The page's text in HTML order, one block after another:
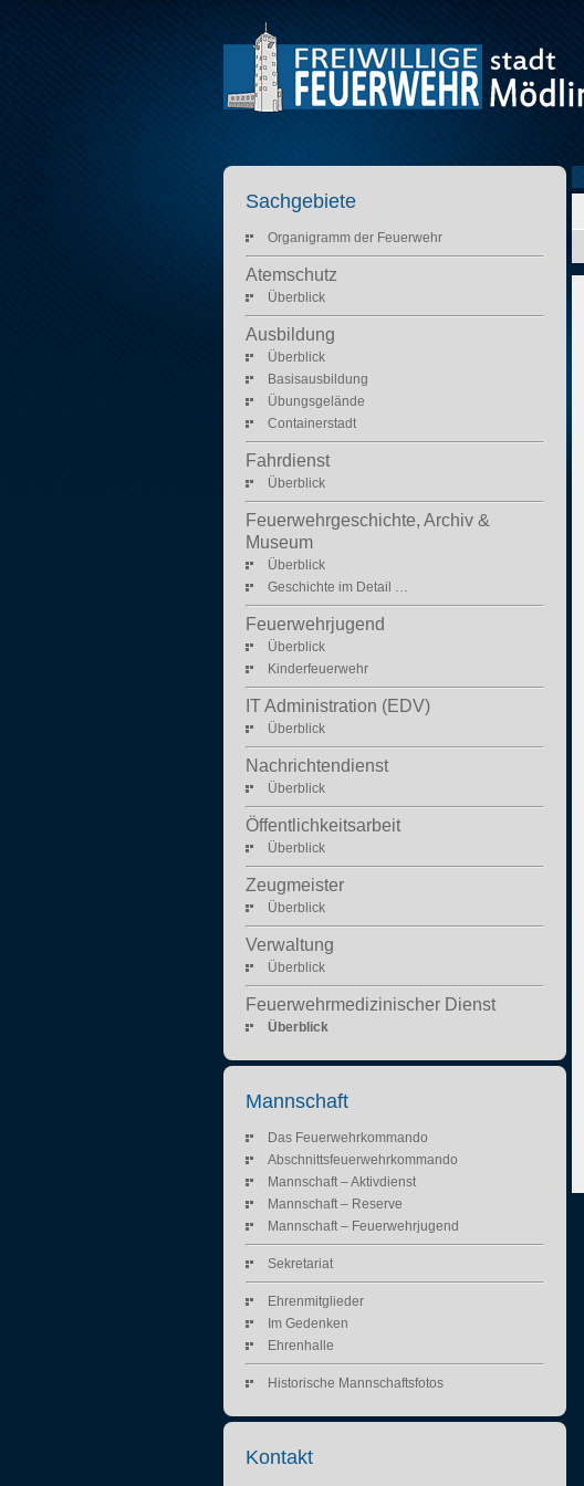
Sachgebiete
Organigramm der Feuerwehr
Atemschutz
Überblick
Ausbildung
Überblick
Basisausbildung
Übungsgelände
Containerstadt
Fahrdienst
Überblick
Feuerwehrgeschichte, Archiv &
Museum
Überblick
Geschichte im Detail …
Feuerwehrjugend
Überblick
Kinderfeuerwehr
IT Administration (EDV)
Überblick
Nachrichtendienst
Überblick
Öffentlichkeitsarbeit
Überblick
Zeugmeister
Überblick
Verwaltung
Überblick
Feuerwehrmedizinischer Dienst
Überblick
Mannschaft
Das Feuerwehrkommando
Abschnittsfeuerwehrkommando
Mannschaft – Aktivdienst
Mannschaft – Reserve
Mannschaft – Feuerwehrjugend
Sekretariat
Ehrenmitglieder
Im Gedenken
Ehrenhalle
Historische Mannschaftsfotos
Kontakt